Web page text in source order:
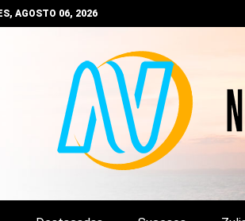
AGOSTO 06, 2026
DEL ZULIA,